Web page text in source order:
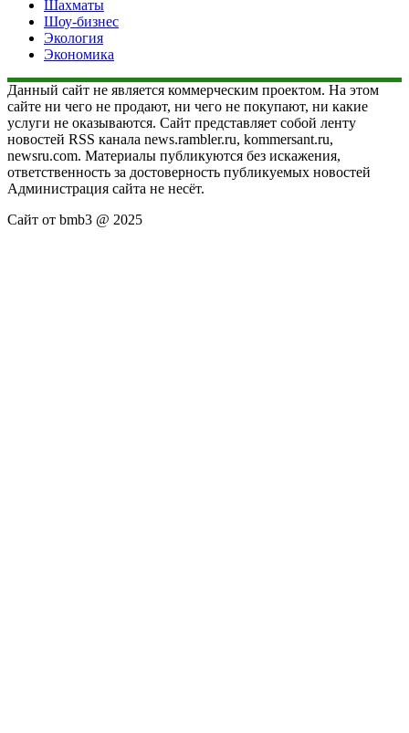
Шахматы
Шоу-бизнес
Экология
Экономика
Данный сайт не является коммерческим проектом. На этом
сайте ни чего не продают, ни чего не покупают, ни какие
услуги не оказываются. Сайт представляет собой ленту
новостей RSS канала news.rambler.ru, kommersant.ru,
newsru.com. Материалы публикуются без искажения,
ответственность за достоверность публикуемых новостей
Администрация сайта не несёт.
Сайт от bmb3 @ 2025